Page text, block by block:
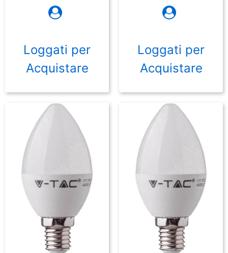
Loggati per
Acquistare
Loggati per
Acquistare